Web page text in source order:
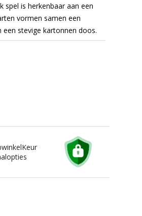
spel is herkenbaar aan een
vormen samen een
een stevige kartonnen doos.